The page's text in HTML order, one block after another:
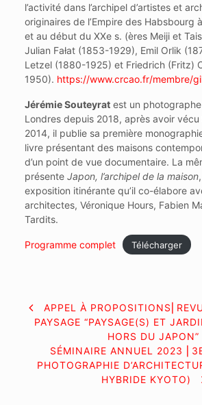
l’activité dans l’archipel d’artistes et
originaires de l’Empire des Habsbourg
et au début du XXe s. (ères Meiji et
Julian Fałat (1853-1929), Emil Orlik
Letzel (1880-1925) et Friedrich (Fritz)
1950). https://www.crcao.fr/membre/
Jérémie Souteyratest un
Londres depuis 2018, après avoir vécu
2014, il publie sa première
livre présentant des maisons
d’un point de vue documentaire. La
présente Japon, l’archipel de la maison
exposition itinérante qu’il co-élabore
architectes, Véronique Hours, Fabien
Tardits.
Programme complet Télécharger
NAVIGATION
L’ARTICLE
APPEL À
PAYSAGE “PAYSAGE(S) ET
HORS DU JAPON”
SÉMINAIRE ANNUEL 2023
PHOTOGRAPHIE
HYBRIDE KYOTO)